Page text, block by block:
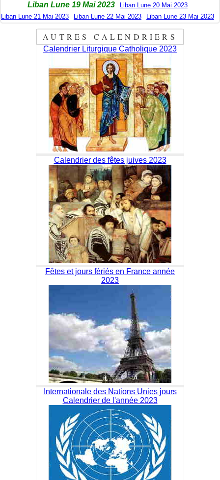
Liban Lune 19 Mai 2023
Liban Lune 20 Mai 2023
Liban Lune 21 Mai 2023
Liban Lune 22 Mai 2023 Liban Lune 23 Mai 2023
AUTRES CALENDRIERS
Calendrier Liturgique Catholique 2023
Calendrier des fêtes juives 2023
Fêtes et jours fériés en France année
2023
Internationale des Nations Unies jours
Calendrier de l'année 2023